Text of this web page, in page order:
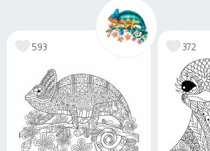
593 372